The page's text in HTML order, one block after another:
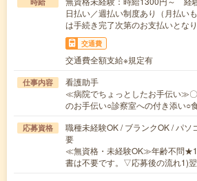
日払い／週払い制度あり（月払い
は手続き完了次第のお支払いとなり
交通費
交通費全額支給※規定有
仕事内容
看護助手
≪病院でちょっとしたお手伝い≫
のお手伝い○診察室への付き添い○
応募資格
職種未経験OK / ブランクOK / パソ
要
≪無資格・未経験OK≫年齢不問
書は不要です。▽応募後の流れ1)